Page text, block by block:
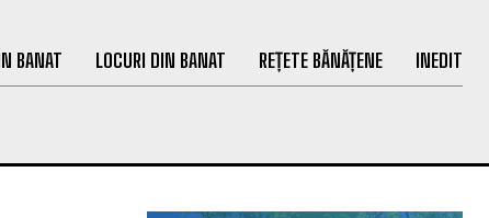
BANAT LOCURI DIN BANAT REȚETE BĂNĂȚENE INEDIT